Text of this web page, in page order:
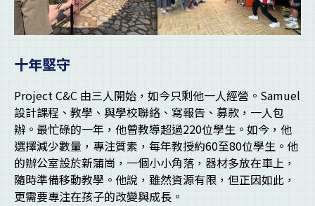
十年堅守
Project C&C 由三人開始，如今只剩他一人經營。Samuel
設計課程、教學、與學校聯絡、寫報告、募款，一人包
辦。最忙碌的一年，他曾教導超過220位學生。如今，他
選擇減少數量，專注質素，每年教授約60至80位學生。他
的辦公室設於新蒲崗，一個小小角落，器材多放在車上，
隨時準備移動教學。他說，雖然資源有限，但正因如此，
更需要專注在孩子的改變與成長。